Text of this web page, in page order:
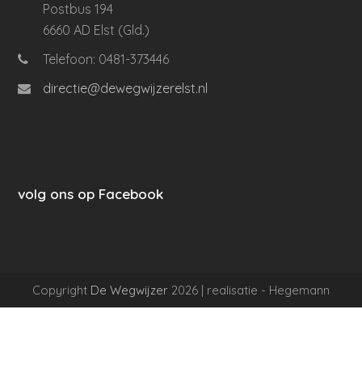
Postbus 194
6660 AD Elst (Gld.)
Telefoon: 0481-373446
directie@dewegwijzerelst.nl
volg ons op Facebook
Copyright De Wegwijzer 2026 | realisatie - Hegemann